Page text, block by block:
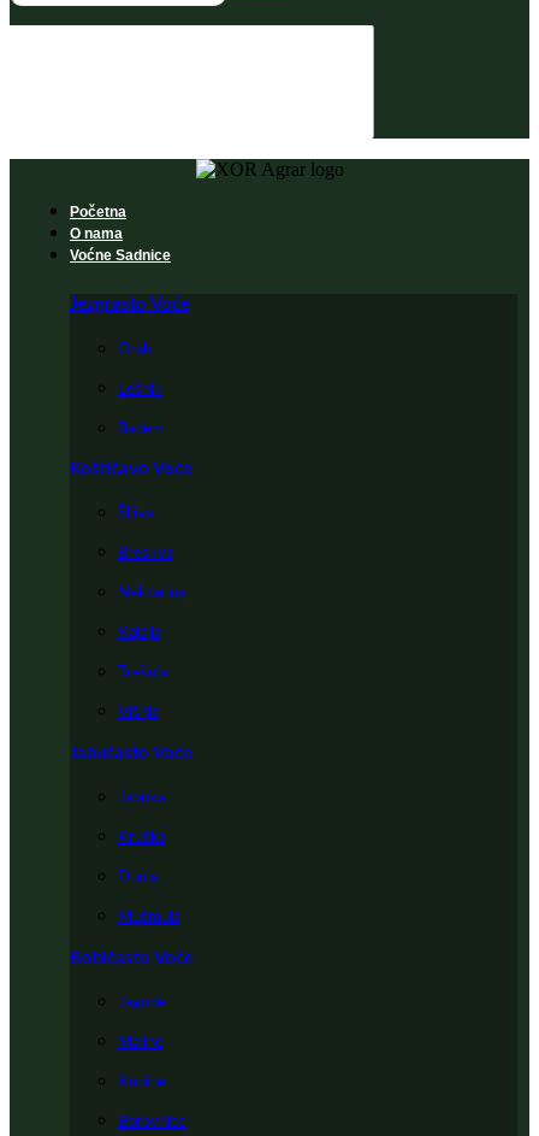
Početna
O nama
Voćne Sadnice
Jezgrasto Voće
Orah
Lešnik
Badem
Koštičavo Voće
Šljiva
Breskva
Nektarina
Kajsija
Trešnja
Višnja
Jabučasto Voće
Jabuka
Kruška
Dunja
Mušmula
Bobičasto Voće
Jagode
Maline
Kupine
Borovnice